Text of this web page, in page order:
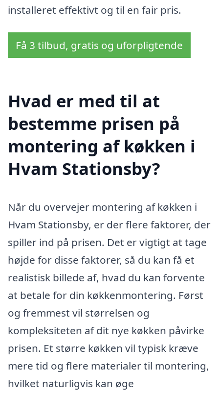
installeret effektivt og til en fair pris.
Få 3 tilbud, gratis og uforpligtende
Hvad er med til at
bestemme prisen på
montering af køkken i
Hvam Stationsby?
Når du overvejer montering af køkken i
Hvam Stationsby, er der flere faktorer, der
spiller ind på prisen. Det er vigtigt at tage
højde for disse faktorer, så du kan få et
realistisk billede af, hvad du kan forvente
at betale for din køkkenmontering. Først
og fremmest vil størrelsen og
kompleksiteten af dit nye køkken påvirke
prisen. Et større køkken vil typisk kræve
mere tid og flere materialer til montering,
hvilket naturligvis kan øge